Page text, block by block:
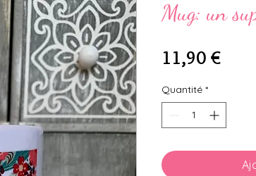
Mug: un
11,90 €Prix
Quantité *